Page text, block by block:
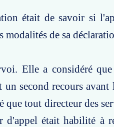
était de savoir si
de sa
Elle a considéré
un second recours
tout directeur des
d'appel était habilité à